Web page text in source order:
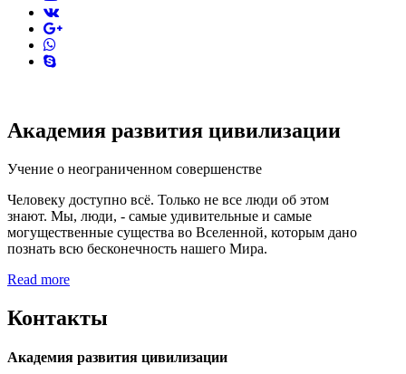
vk
skype
Академия развития цивилизации
Учение о неограниченном совершенстве
Человеку доступно всё. Только не все люди об этом
знают. Мы, люди, - самые удивительные и самые
могущественные существа во Вселенной, которым дано
познать всю бесконечность нашего Мира.
Read more
Контакты
Академия развития цивилизации